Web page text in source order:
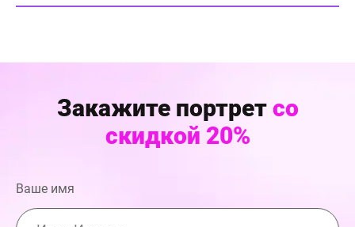
Закажите портрет со
скидкой 20%
Ваше имя